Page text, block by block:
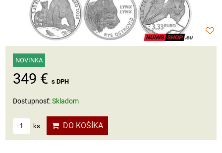
NOVINKA
349 € s DPH
Dostupnosť:Skladom
ks DO KOŠÍKA